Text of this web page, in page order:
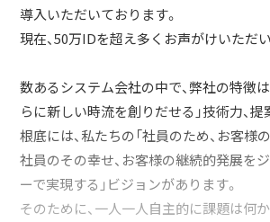
導入いただいております。
現在、50万IDを超え多くお声がけいただ
数あるシステム会社の中で、弊社の特徴
らに新しい時流を創りだせる」技術力、提
根底には、私たちの「社員のため、お客様
社員のその幸せ、お客様の継続的発展を
ーで実現する」ビジョンがあります。
そのために、一人一人自主的に課題は何